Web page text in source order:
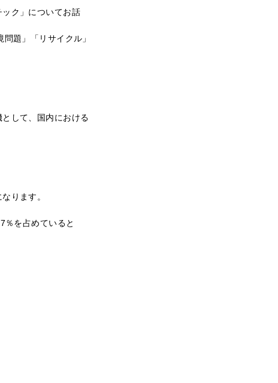
ク」についてお話
題」「リサイクル」
して、国内における
ります。
％を占めていると